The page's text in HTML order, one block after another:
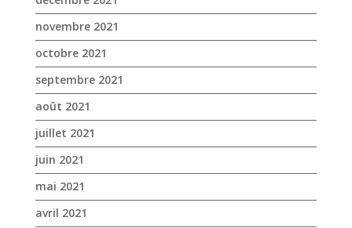
juillet 2021
juin 2021
mai 2021
avril 2021
mars 2021
février 2021
janvier 2021
novembre 2020